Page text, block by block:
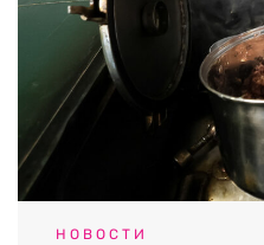
НОВОСТИ